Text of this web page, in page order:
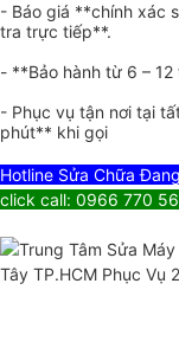
- Báo giá **chính xác
tra trực tiếp**.
- **Bảo hành từ 6 –
- Phục vụ tận nơi tại
phút** khi gọi
Hotline Sửa Chữa
click call: 0966 770